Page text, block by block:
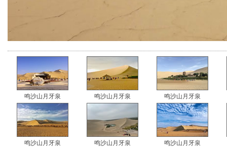
鸣沙山月牙泉 鸣沙山月牙泉 鸣沙山月牙泉
鸣沙山月牙泉 鸣沙山月牙泉 鸣沙山月牙泉